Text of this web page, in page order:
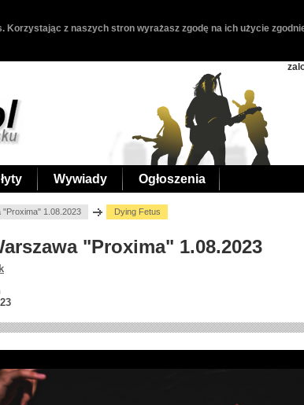
z naszych stron wyrażasz zgodę na ich użycie
Wywiady Ogłoszenia
1.08.2023 Dying Fetus
"Proxima" 1.08.2023